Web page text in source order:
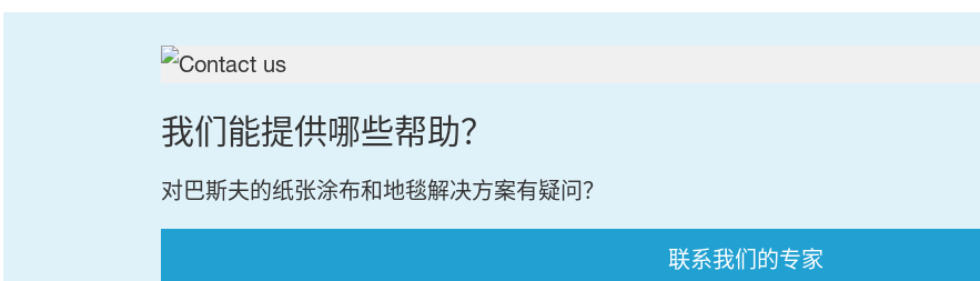
我们能提供哪些帮助？
对巴斯夫的纸张涂布和地毯解决方案有疑问？
联系我们的专家